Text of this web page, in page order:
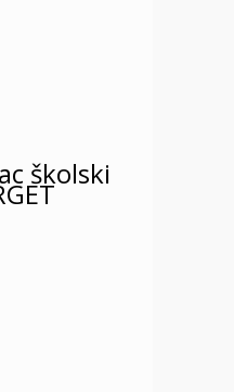
školski